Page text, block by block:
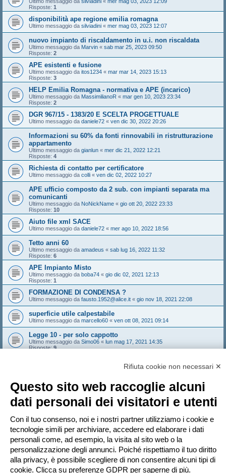
Risposte: 1
disponibilità ape regione emilia romagna
Ultimo messaggio da silviadini « mer mag 03, 2023 12:07
nuovo impianto di riscaldamento in u.i. non riscaldata
Ultimo messaggio da Marvin « sab mar 25, 2023 09:50
Risposte: 2
APE esistenti e fusione
Ultimo messaggio da itos1234 « mar mar 14, 2023 15:13
Risposte: 3
HELP Emilia Romagna - normativa e APE (incarico)
Ultimo messaggio da MassimilianoR « mar gen 10, 2023 23:34
Risposte: 2
DGR 967/15 - 1383/20 E SCELTA PROGETTUALE
Ultimo messaggio da daniele72 « ven dic 30, 2022 20:26
Informazioni su 60% da fonti rinnovabili in ristrutturazione
appartamento
Ultimo messaggio da gianlun « mer dic 21, 2022 12:21
Risposte: 4
Richiesta di contatto per certificatore
Ultimo messaggio da colli « ven dic 02, 2022 10:27
APE ufficio composto da 2 sub. con impianti separata ma
comunicanti
Ultimo messaggio da NoNickName « gio ott 20, 2022 23:33
Risposte: 10
Aiuto file xml SACE
Ultimo messaggio da daniele72 « mer ago 10, 2022 18:56
Tetto anni 60
Ultimo messaggio da amadeus « sab lug 16, 2022 11:32
Risposte: 6
APE Impianto Misto
Ultimo messaggio da boba74 « gio dic 02, 2021 12:13
Risposte: 1
FORMAZIONE DI CONDENSA ?
Ultimo messaggio da fausto.1952@alice.it « gio nov 18, 2021 22:08
superficie utile calpestabile
Ultimo messaggio da marcello60 « ven ott 08, 2021 09:14
Legge 10 - per solo cappotto
Ultimo messaggio da Simo06 « lun mag 17, 2021 14:35
Risposte:9
mer gen 20, 2021 15:05
Nuovo argomento
245 argomenti 1 2 3 4 5 Prossimo
Vai a
PERMESSI FORUM
Non puoiaprire nuovi argomenti
Non puoi
rispondere negli argomenti
Non puoimodificare i tuoi messaggi
Non puoi cancellare i tuoi messaggi
Rifiuta cookie non necessari ✕
Questo sito web raccoglie alcuni
dati personali dei visitatori e utenti
Con il tuo consenso, noi e i nostri partner utilizziamo i cookie e
tecnologie simili per archiviare, accedere ed elaborare i dati
personali come, ad esempio, la visita al sito web o la
personalizzazione degli annunci. Poiché rispettiamo il tuo diritto
alla privacy, è possibile scegliere di non consentire alcuni tipi di
cookie. Clicca su preferenze GDPR per saperne di più.